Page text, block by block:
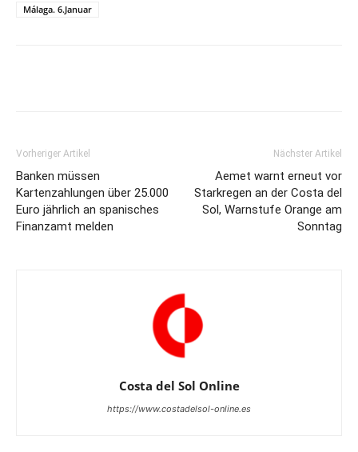
Málaga. 6.Januar
Vorheriger Artikel
Banken müssen
Kartenzahlungen über 25.000
Euro jährlich an spanisches
Finanzamt melden
Nächster Artikel
Aemet warnt erneut vor
Starkregen an der Costa del
Sol, Warnstufe Orange am
Sonntag
Costa del Sol Online
https://www.costadelsol-online.es